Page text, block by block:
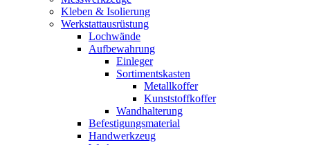
Kleben & Isolierung
Werkstattausrüstung
Lochwände
Aufbewahrung
Einleger
Sortimentskasten
Metallkoffer
Kunststoffkoffer
Wandhalterung
Befestigungsmaterial
Handwerkzeug